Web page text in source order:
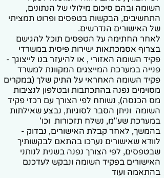
השומה ובהם סיכום מילולי של הנתונים,
התחשיבים, הבקשות בטפסים ופרוט תמציתי
של האישורים הנדרשים.
לאחר החתימה על הטפסים תוכל להגישם
בצרוף אסמכתאות ישירות פיסית במשרדי
פקיד השומה האזורי , או להיעזר בנו לייצוגך -
פנייה במערכת המייצגים המקוונת למשרד
פקיד השומה האחראי על התיק שלך (במקרים
מסוימים נפנה בהתכתבות ובטלפון לנציבות
מס הכנסה), נשוחח לפי הצורך עם רכזי פקיד
השומה וניתן הסבר לסוגיות, נבצע שאילתות
במערכת שע"מ, נשלח תזכורות וכו'
בהמשך, לאחר קבלת האישורים, נבדוק -
לוודא שאישורים נערכו בהתאם לבקשותיך
שבטפסים, לפי הצורך נפנה בשנית לנותני
האישורים בפקיד השומה ונבקש לעדכנם
בהתאמה ועוד